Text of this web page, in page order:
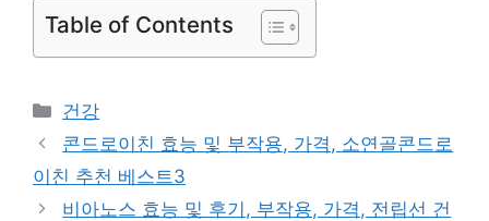
Table of Contents
카
테
리
건강
콘드로이친 효능 및 부작용, 가격, 소연골콘드로
이친 추천 베스트3
비아노스 효능 및 후기, 부작용, 가격, 전립선 건